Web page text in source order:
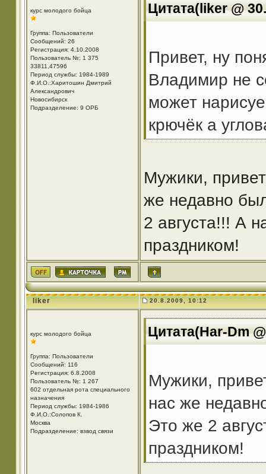
курс молодого бойца
Группа: Пользователи
Сообщений: 26
Регистрация: 4.10.2008
Пользователь №: 1 375
33811,47596
Период службы: 1984-1989
Ф.И.О.:Харитошин Дмитрий
Александрович
Новосибирск
Подразделение: 9 ОРБ
Цитата(liker @
Привет, ну
Владимир не
может
крючёк а
Мужики,
же недавно
2 августа!!! А
праздником!
liker 20.8.2009, 10:12
курс молодого бойца
Группа: Пользователи
Сообщений: 116
Регистрация: 6.8.2008
Пользователь №: 1 267
602 отдельная рота специального
назначения
Период службы: 1984-1986
Ф.И.О.:Солопов К.
Москва
Подразделение: взвод связи
Цитата(Har-Dm
Мужики,
нас же
Это же 2
праздником!